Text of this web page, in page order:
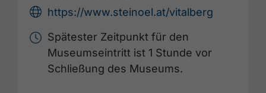
https://www.steinoel.at/vitalberg
Spätester Zeitpunkt für den
Museumseintritt ist 1 Stunde vor
Schließung des Museums.